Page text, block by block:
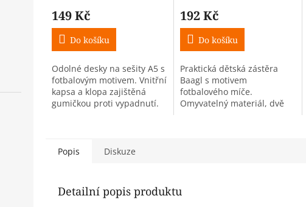
149 Kč
Do košíku
Odolné desky na sešity A5 s
fotbalovým motivem. Vnitřní
kapsa a klopa zajištěná
gumičkou proti vypadnutí.
192 Kč
Do košíku
Praktická dětská zástěra
Baagl s motivem
fotbalového míče.
Omyvatelný materiál, dvě
Popis Diskuze
Detailní popis produktu